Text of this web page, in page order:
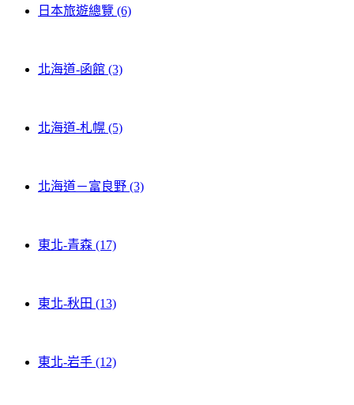
日本旅遊總覽 (6)
北海道-函館 (3)
北海道-札幌 (5)
北海道－富良野 (3)
東北-青森 (17)
東北-秋田 (13)
東北-岩手 (12)